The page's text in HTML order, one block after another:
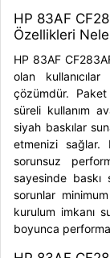
HP 83AF
Özellikleri
HP 83AF
olan
çözümdür.
süreli kullanım
siyah baskılar
etmenizi sağlar.
sorunsuz
sayesinde baskı
sorunlar
kurulum imkanı
boyunca